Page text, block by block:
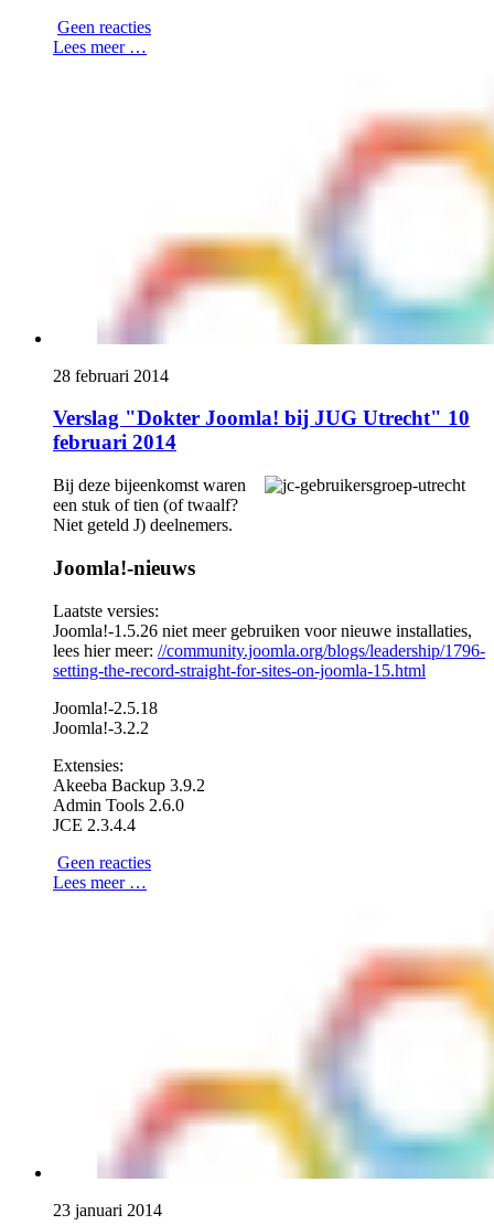
Geen reacties
Lees meer …
28 februari 2014
Verslag "Dokter Joomla! bij JUG Utrecht" 10
februari 2014
Bij deze bijeenkomst waren
een stuk of tien (of twaalf?
Niet geteld J) deelnemers.
Joomla!-nieuws
Laatste versies:
Joomla!-1.5.26 niet meer gebruiken voor nieuwe installaties,
lees hier meer: //community.joomla.org/blogs/leadership/1796-
setting-the-record-straight-for-sites-on-joomla-15.html
Joomla!-2.5.18
Joomla!-3.2.2
Extensies:
Akeeba Backup 3.9.2
Admin Tools 2.6.0
JCE 2.3.4.4
Geen reacties
Lees meer …
23 januari 2014